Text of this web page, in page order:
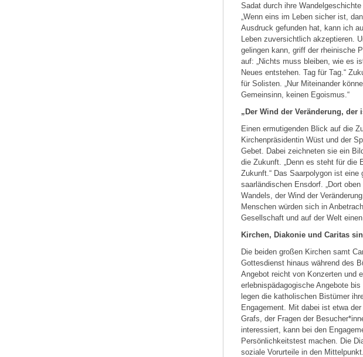
Sadat durch ihre
„Wenn eins im Leben sicher ist,
Ausdruck gefunden hat, kann ich
Leben zuversichtlich akzeptieren.
gelingen kann, griff der rheinische
auf: „Nichts muss bleiben, wie es
Neues entstehen. Tag für Tag.“
für Solisten. „Nur Miteinander
Gemeinsinn, keinen Egoismus.“
„Der Wind der Veränderung, der
Einen ermutigenden Blick auf die
Kirchenpräsidentin Wüst und der
Gebet. Dabei zeichneten sie ein
die Zukunft. „Denn es steht für die
Zukunft.“ Das Saarpolygon ist eine
saarländischen Ensdorf. „Dort
Wandels, der Wind der
Menschen würden sich in
Gesellschaft und auf der Welt
Kirchen, Diakonie und Caritas
Die beiden großen Kirchen samt
Gottesdienst hinaus während des
Angebot reicht von Konzerten und
erlebnispädagogische Angebote
legen die katholischen Bistümer
Engagement. Mit dabei ist etwa
Grafs, der Fragen der
interessiert, kann bei den
Persönlichkeitstest machen. Die
soziale Vorurteile in den